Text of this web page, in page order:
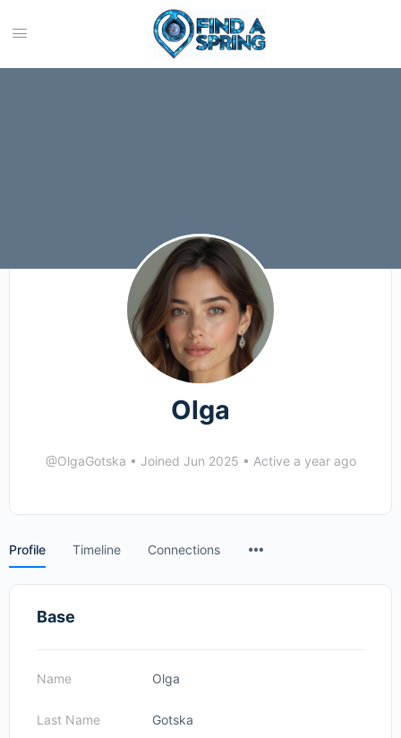
Olga
@OlgaGotska • Joined Jun 2025 • Active a year ago
Profile Timeline Connections
Base
Name Olga
Last Name Gotska